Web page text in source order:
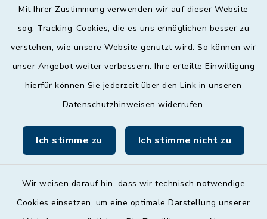
Mit Ihrer Zustimmung verwenden wir auf dieser Website
sog. Tracking-Cookies, die es uns ermöglichen besser zu
verstehen, wie unsere Website genutzt wird. So können wir
unser Angebot weiter verbessern. Ihre erteilte Einwilligung
hierfür können Sie jederzeit über den Link in unseren
Datenschutzhinweisen widerrufen.
Ich stimme zu Ich stimme nicht zu
Wir weisen darauf hin, dass wir technisch notwendige
Cookies einsetzen, um eine optimale Darstellung unserer
Donnerstag
09:00 - 12:00 und 13:00 - 18:00 Uhr
09:00 - 12:00 Uhr